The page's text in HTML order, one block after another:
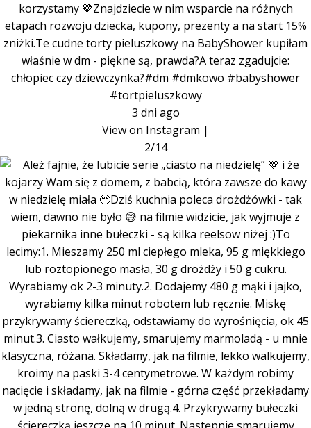
korzystamy 🤎Znajdziecie w nim wsparcie na różnych
etapach rozwoju dziecka, kupony, prezenty a na start 15%
zniżki.Te cudne torty pieluszkowy na BabyShower kupiłam
właśnie w dm - piękne są, prawda?A teraz zgadujcie:
chłopiec czy dziewczynka?#dm #dmkowo #babyshower
#tortpieluszkowy
3 dni ago
View on Instagram |
2/14